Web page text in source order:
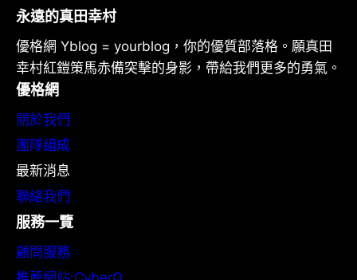
永遠的真田幸村
優格網 Yblog = yourblog，你的優質部落格。願真田
幸村紅鎧策馬赤備突擊的身影，帶給我們更多的勇氣。
優格網
關於我們
團隊組成
最新消息
聯絡我們
服務一覽
顧問服務